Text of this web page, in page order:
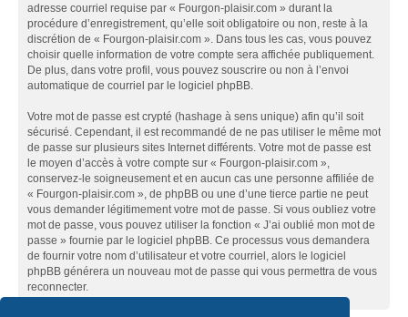
adresse courriel requise par « Fourgon-plaisir.com » durant la
procédure d’enregistrement, qu’elle soit obligatoire ou non, reste à la
discrétion de « Fourgon-plaisir.com ». Dans tous les cas, vous pouvez
choisir quelle information de votre compte sera affichée publiquement.
De plus, dans votre profil, vous pouvez souscrire ou non à l’envoi
automatique de courriel par le logiciel phpBB.
Votre mot de passe est crypté (hashage à sens unique) afin qu’il soit
sécurisé. Cependant, il est recommandé de ne pas utiliser le même mot
de passe sur plusieurs sites Internet différents. Votre mot de passe est
le moyen d’accès à votre compte sur « Fourgon-plaisir.com »,
conservez-le soigneusement et en aucun cas une personne affiliée de
« Fourgon-plaisir.com », de phpBB ou une d’une tierce partie ne peut
vous demander légitimement votre mot de passe. Si vous oubliez votre
mot de passe, vous pouvez utiliser la fonction « J’ai oublié mon mot de
passe » fournie par le logiciel phpBB. Ce processus vous demandera
de fournir votre nom d’utilisateur et votre courriel, alors le logiciel
phpBB générera un nouveau mot de passe qui vous permettra de vous
reconnecter.